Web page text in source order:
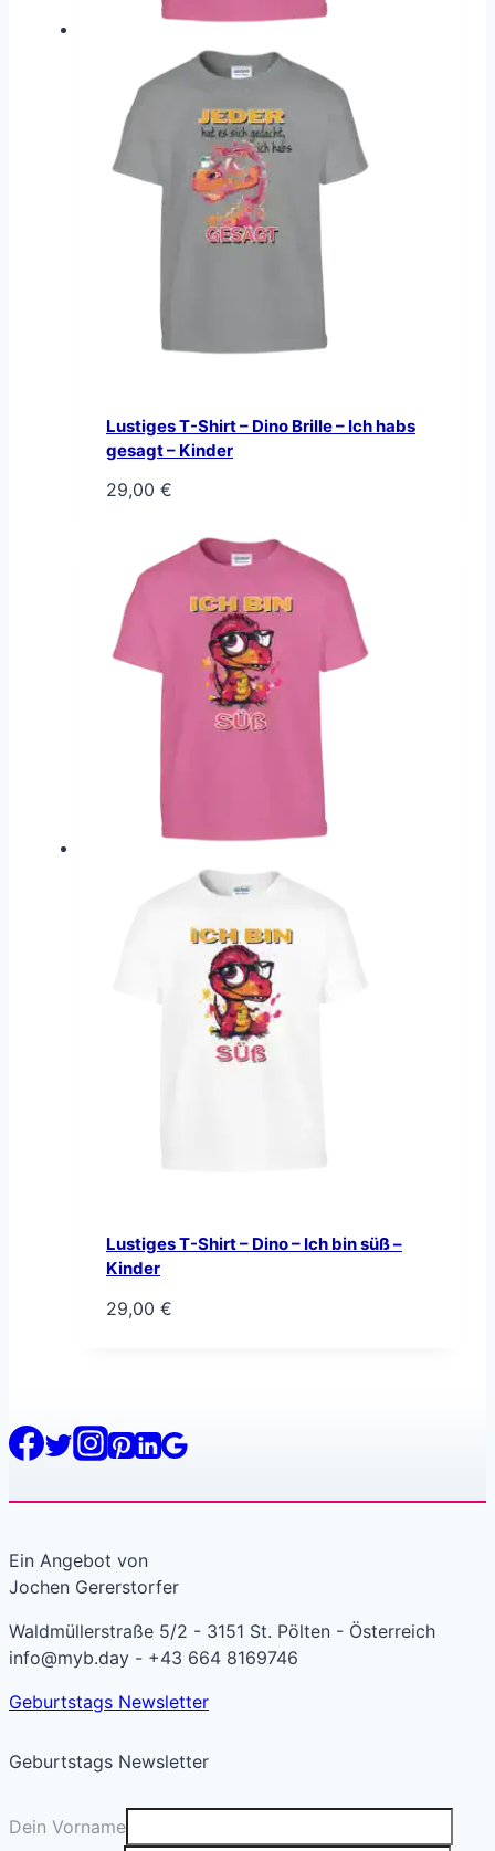
Lustiges T-Shirt – Dino Brille – Ich habs
gesagt – Kinder
29,00 €
Lustiges T-Shirt – Dino – Ich bin süß –
Kinder
29,00 €
Ein Angebot von
Jochen Gererstorfer
Waldmüllerstraße 5/2 - 3151 St. Pölten - Österreich
info@myb.day - +43 664 8169746
Geburtstags Newsletter
Geburtstags Newsletter
Dein Vorname